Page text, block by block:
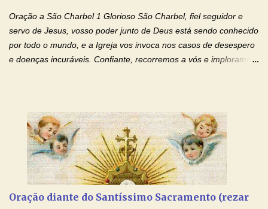
santidade. Glória… Deus, que quiseste atrair tudo a teu unigênito
Filho, que foi crucificado, permite que, pelos méritos e exemplos
de te...
Oração a São Charbel 1 Glorioso São Charbel, fiel seguidor e
servo de Jesus, vosso poder junto de Deus está sendo conhecido
por todo o mundo, e a Igreja vos invoca nos casos de desespero
e doenças incuráveis. Confiante, recorremos a vós e imploramos
Queremos sempre lembrar-nos deste favor, da vossa intercessão
e invocar-vos como nosso patrono, para maior glória de Deus e o
bem de nossas almas. São Charbel! Rogai por Nós e por todos
aqueles que invocam o vosso nome e auxílio. Amén. Oração 2 Ó
Deus, admirável em Vossos Santos, Vós que inspirastes a São
e a força para fazer triunfar, na sua vida, o heroísmo das virtudes
Oração diante do Santíssimo Sacramento (rezar